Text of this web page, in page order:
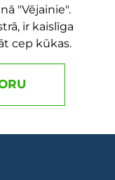
"Vējainie".
ir kaislīga
cep kūkas.